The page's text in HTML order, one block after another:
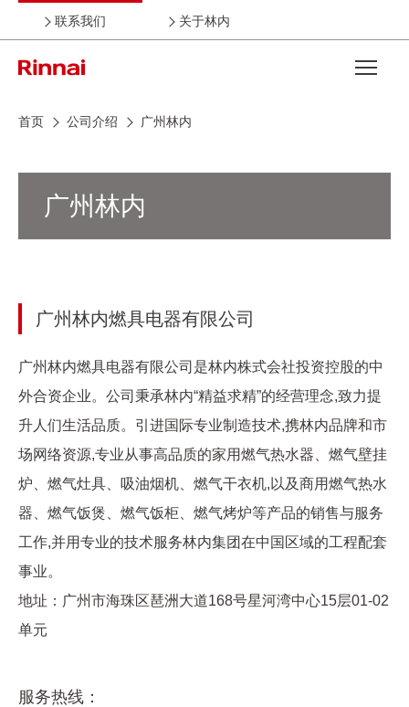
联系我们 关于林内
Open the
首页 公司介绍 广州林内
广州林内
广州林内燃具电器有限公司
广州林内燃具电器有限公司是林内株式会社投资控股的中
外合资企业。公司秉承林内“精益求精”的经营理念,致力提
升人们生活品质。引进国际专业制造技术,携林内品牌和市
场网络资源,专业从事高品质的家用燃气热水器、燃气壁挂
炉、燃气灶具、吸油烟机、燃气干衣机,以及商用燃气热水
器、燃气饭煲、燃气饭柜、燃气烤炉等产品的销售与服务
工作,并用专业的技术服务林内集团在中国区域的工程配套
事业。
地址：广州市海珠区琶洲大道168号星河湾中心15层01-02
单元
服务热线：